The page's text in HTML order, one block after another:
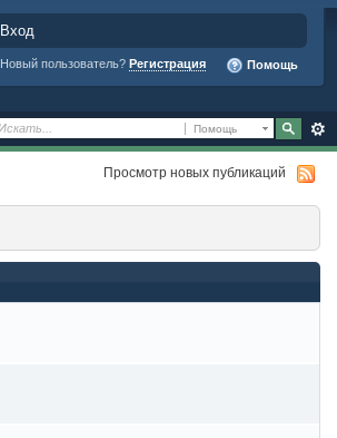
Вход
Новый пользователь? Регистрация Помощь
Помощь
Просмотр новых публикаций